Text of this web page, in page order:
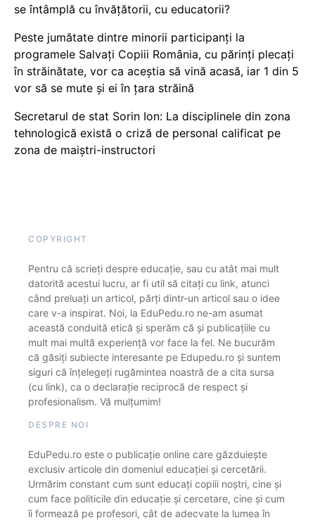
se întâmplă cu învățătorii, cu educatorii?
Peste jumătate dintre minorii participanți la
programele Salvați Copiii România, cu părinți plecați
în străinătate, vor ca aceștia să vină acasă, iar 1 din 5
vor să se mute și ei în țara străină
Secretarul de stat Sorin Ion: La disciplinele din zona
tehnologică există o criză de personal calificat pe
zona de maiștri-instructori
COPYRIGHT
Pentru că scrieți despre educație, sau cu atât mai mult
datorită acestui lucru, ar fi util să citați cu link, atunci
când preluați un articol, părți dintr-un articol sau o idee
care v-a inspirat. Noi, la EduPedu.ro ne-am asumat
această conduită etică și sperăm că și publicațiile cu
mult mai multă experiență vor face la fel. Ne bucurăm
că găsiți subiecte interesante pe Edupedu.ro și suntem
siguri că înțelegeți rugămintea noastră de a cita sursa
(cu link), ca o declarație reciprocă de respect și
profesionalism. Vă mulțumim!
DESPRE NOI
EduPedu.ro este o publicație online care găzduiește
exclusiv articole din domeniul educației și cercetării.
Urmărim constant cum sunt educați copiii noștri, cine și
cum face politicile din educație și cercetare, cine și cum
îi formează pe profesori, cât de adecvate la lumea în